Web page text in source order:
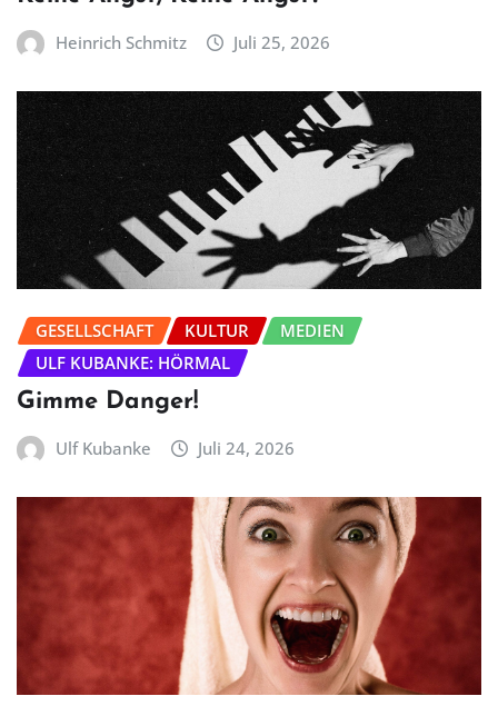
Heinrich Schmitz Juli 25, 2026
GESELLSCHAFT KULTUR
MEDIEN
ULF KUBANKE: HÖRMAL
Gimme Danger!
Ulf Kubanke Juli 24, 2026